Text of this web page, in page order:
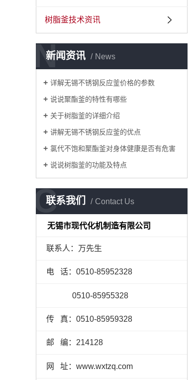
树脂釜技术资讯
新闻资讯 News
N
详解无锡不锈钢反应釜价格的参数
说说聚酯釜的特性有哪些
关于树脂釜的详细介绍
讲解无锡不锈钢反应釜的优点
氯代不饱和聚酯釜对身体健康是否有危害
说说树脂釜的功能及特点
联系我们 Contact Us
C
无锡市现代化机制造有限公司
联系人：万先生
电 话：0510-85952328
0510-85955328
传 真：0510-85959328
邮 编：214128
网 址：www.wxtzq.com